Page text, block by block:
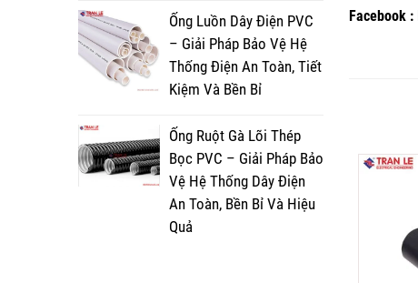
Ống Luồn Dây Điện PVC
– Giải Pháp Bảo Vệ Hệ
Thống Điện An Toàn, Tiết
Kiệm Và Bền Bỉ
Ống Ruột Gà Lõi Thép
Bọc PVC – Giải Pháp Bảo
Vệ Hệ Thống Dây Điện
An Toàn, Bền Bỉ Và Hiệu
Quả
Facebook :